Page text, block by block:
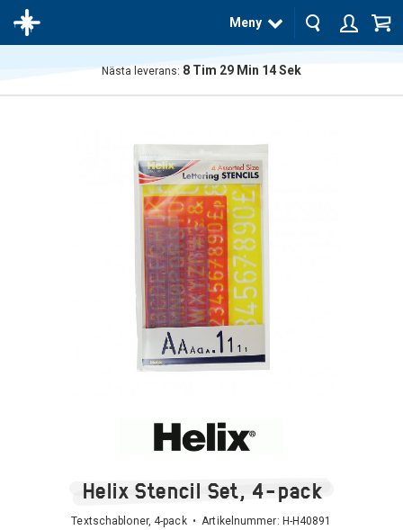
Meny
Nästa leverans: 8 Tim 29 Min 14Sek
Helix Stencil Set, 4-pack
Textschabloner, 4-pack • Artikelnummer: H-H40891